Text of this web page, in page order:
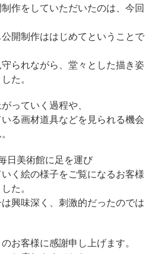
作をしていただいたのは、今回
開制作ははじめてということで
られながら、堂々とした描き姿
た。
っていく過程や、
る画材道具などを見られる機会
日美術館に足を運び
く絵の様子をご覧になるお客様
た。
興味深く、刺激的だったのでは
お客様に感謝申し上げます。